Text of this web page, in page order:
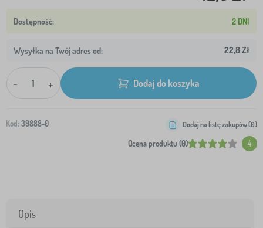
2 DNI
Wysyłka na Twój adres od: 22,8 Zł
- + Dodaj do koszyka
Kod: 39888-0
Ocena produktu (0) 4
Dodaj na listę zakupów (0)
Opis